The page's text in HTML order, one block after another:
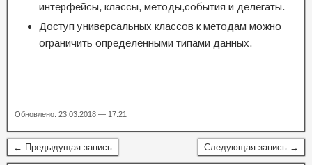
интерфейсы, классы, методы,события и делегаты.
Доступ универсальных классов к методам можно
ограничить определенными типами данных.
Обновлено: 23.03.2018 — 17:21
← Предыдущая запись Следующая запись →